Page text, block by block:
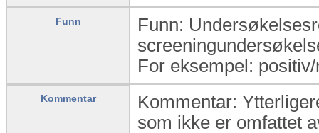
Funn
Funn:
For eksempel:
Kommentar
Kommentar:
som ikke er omfattet